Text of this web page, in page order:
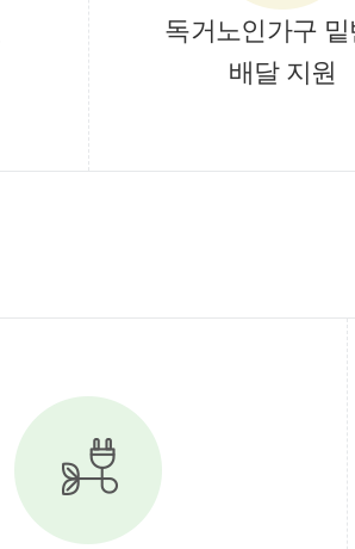
독거노인가구
배달 지원